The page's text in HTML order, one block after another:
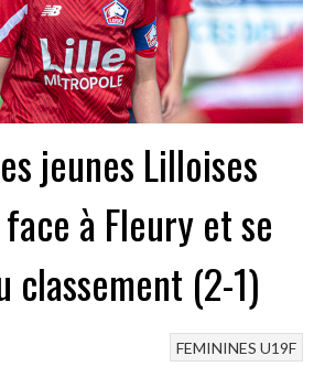
jeunes Lilloises
à Fleury et se
classement (2-1)
FEMININES U19F